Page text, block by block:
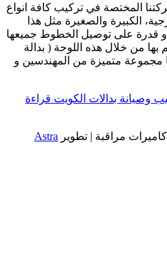
المختصة في تركيب كافة انواع
الكبيرة والصغيرة مثل هذا
و قدرة على توصيل الخطوط جميعها
من خلال هذه اللوحة ( بدالة
مجموعة متميزة من المهندسين و
قراءة
كاميرات مراقبة | تطوير Astra